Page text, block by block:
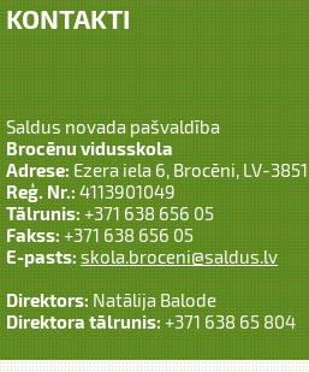
KONTAKTI
Saldus novada pašvaldība
Brocēnu vidusskola
Adrese:Ezera iela 6, Brocēni, LV-3851
Reģ. Nr.:4113901049
Tālrunis:+371 638 656 05
Fakss:+371 638 656 05
E-pasts:skola.broceni@saldus.lv
Direktors:Natālija Balode
Direktora tālrunis:+371 638 65 804